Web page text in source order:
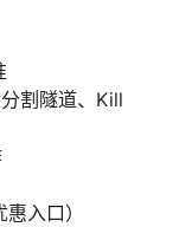
割隧道、Kill
入口）